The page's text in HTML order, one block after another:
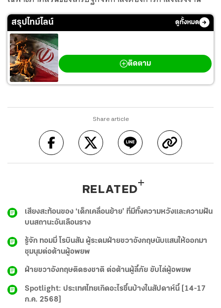
สรุปไทม์ไลน์ ดูทั้งหมด
ติดตาม
Share article
RELATED
เสียงสะท้อนของ ‘เด็กเคลื่อนย้าย’ ที่มีทั้งความหวังและความฝัน
บนสถานะอันเลือนราง
รู้จัก ทอมมี่ โรบินสัน ผู้ระดมฝ่ายขวาอังกฤษนับแสนให้ออกมา
ชุมนุมต่อต้านผู้อพยพ
ฝ่ายขวาอังกฤษติดธงชาติ ต่อต้านผู้ลี้ภัย ขับไล่ผู้อพยพ
Spotlight: ประเทศไทยเกิดอะไรขึ้นบ้างในสัปดาห์นี้ [14-17
ก.ค. 2568]